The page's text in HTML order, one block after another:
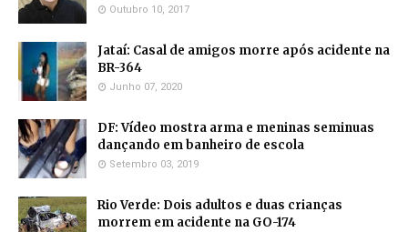
Outubro 10, 2017
Jataí: Casal de amigos morre após acidente na
BR-364
Junho 07, 2020
DF: Vídeo mostra arma e meninas seminuas
dançando em banheiro de escola
Setembro 03, 2019
Rio Verde: Dois adultos e duas crianças
morrem em acidente na GO-174